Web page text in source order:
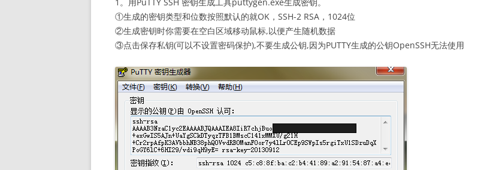
①生成的密钥类型和位数按照默认的就OK，SSH-2 RSA，1024位
②生成密钥时你需要在空白区域移动鼠标,以便产生随机数据
③点击保存私钥(可以不设置密码保护),不要生成公钥,因为PUTTY生成的公钥OpenSSH无法使用